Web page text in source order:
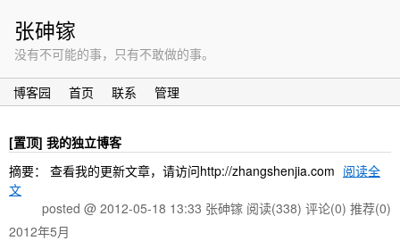
张砷镓
没有不可能的事，只有不敢做的事。
博客园 首页 联系 管理
[置顶] 我的独立博客
摘要： 查看我的更新文章，请访问http://zhangshenjia.com 阅读全
文
posted @ 2012-05-18 13:33 张砷镓 阅读(338) 评论(0) 推荐(0)
2012年5月